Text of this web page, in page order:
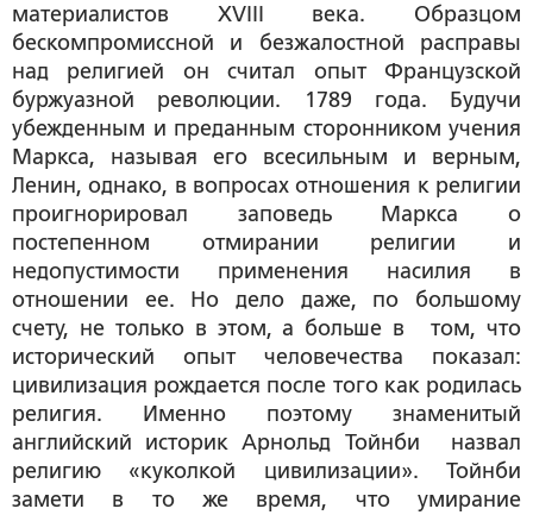
материалистов ХVIII века. Образцом
бескомпромиссной и безжалостной расправы
над религией он считал опыт Французской
буржуазной революции. 1789 года. Будучи
убежденным и преданным сторонником учения
Маркса, называя его всесильным и верным,
Ленин, однако, в вопросах отношения к религии
проигнорировал заповедь Маркса о
постепенном отмирании религии и
недопустимости применения насилия в
отношении ее. Но дело даже, по большому
счету, не только в этом, а больше в том, что
исторический опыт человечества показал:
цивилизация рождается после того как родилась
религия. Именно поэтому знаменитый
английский историк Арнольд Тойнби назвал
религию «куколкой цивилизации». Тойнби
замети в то же время, что умирание